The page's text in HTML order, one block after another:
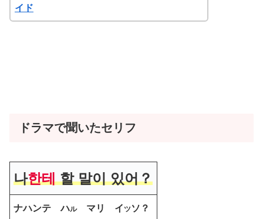
イド
ドラマで聞いたセリフ
나한테할 말이 있어？
ナハンテ ハルマリ イツソ？